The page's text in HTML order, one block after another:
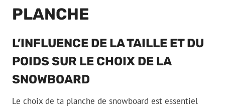
PLANCHE
L’INFLUENCE DE LA TAILLE ET DU
POIDS SUR LE CHOIX DE LA
SNOWBOARD
Le choix de ta planche de snowboard est essentiel